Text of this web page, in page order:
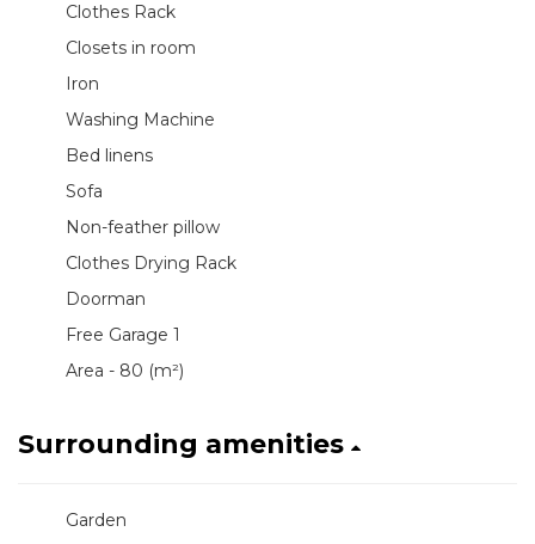
Clothes Rack
Closets in room
Iron
Washing Machine
Bed linens
Sofa
Non-feather pillow
Clothes Drying Rack
Doorman
Free Garage 1
Area - 80 (m²)
Surrounding amenities
Garden